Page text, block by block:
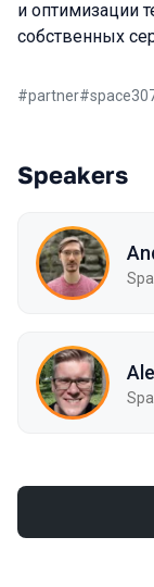
и оптимизации
собственных
#partner#
Speakers